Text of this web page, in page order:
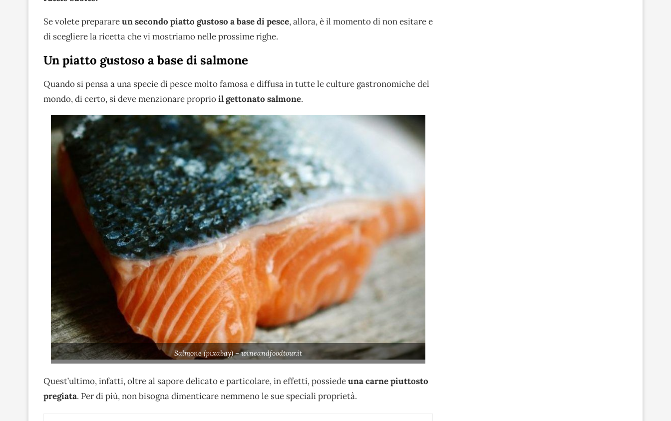
Se volete preparareun secondo piatto gustoso a base di pesce, allora, è il momento di non esitare e
di scegliere la ricetta che vi mostriamo nelle prossime righe.
Un piatto gustoso a base di salmone
Quando si pensa a una specie di pesce molto famosa e diffusa in tutte le culture gastronomiche del
mondo, di certo, si deve menzionare proprioil gettonato salmone.
Salmone (pixabay) – wineandfoodtour.it
Quest’ultimo, infatti, oltre al sapore delicato e particolare, in effetti, possiedeuna carne piuttosto
pregiata. Per di più, non bisogna dimenticare nemmeno le sue speciali proprietà.